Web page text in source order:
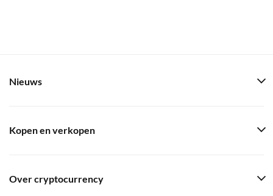
Nieuws
Kopen en verkopen
Over cryptocurrency